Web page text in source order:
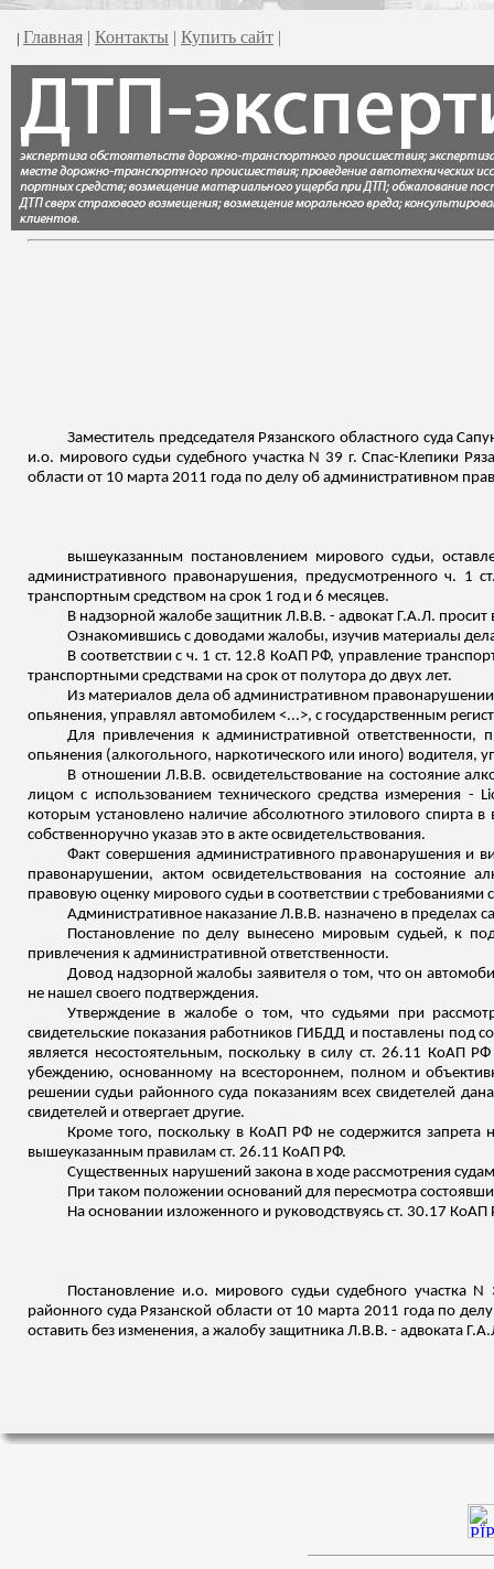
| Главная | Контакты | Купить сайт |
Заместитель председателя Рязанского областного суда
и.о. мирового судьи судебного участка N 39 г. Спас-Клепики
области от 10 марта 2011 года по делу об административном
вышеуказанным постановлением мирового судьи,
административного правонарушения, предусмотренного ч.
транспортным средством на срок 1 год и 6 месяцев.
В надзорной жалобе защитник Л.В.В. - адвокат Г.А.Л.
Ознакомившись с доводами жалобы, изучив материалы
В соответствии с ч. 1 ст. 12.8 КоАП РФ, управление
транспортными средствами на срок от полутора до двух лет.
Из материалов дела об административном
опьянения, управлял автомобилем <...>, с государственным
Для привлечения к административной
опьянения (алкогольного, наркотического или иного) водителя,
В отношении Л.В.В. освидетельствование на состояние
лицом с использованием технического средства измерения -
которым установлено наличие абсолютного этилового спирта
собственноручно указав это в акте освидетельствования.
Факт совершения административного правонарушения и
правонарушении, актом освидетельствования на состояние
правовую оценку мирового судьи в соответствии с требованиями
Административное наказание Л.В.В. назначено в пределах
Постановление по делу вынесено мировым судьей, к
привлечения к административной ответственности.
Довод надзорной жалобы заявителя о том, что он
не нашел своего подтверждения.
Утверждение в жалобе о том, что судьями при
свидетельские показания работников ГИБДД и поставлены под
является несостоятельным, поскольку в силу ст. 26.11 КоАП
убеждению, основанному на всестороннем, полном и
решении судьи районного суда показаниям всех свидетелей
свидетелей и отвергает другие.
Кроме того, поскольку в КоАП РФ не содержится запрета
вышеуказанным правилам ст. 26.11 КоАП РФ.
Существенных нарушений закона в ходе рассмотрения
При таком положении оснований для пересмотра
На основании изложенного и руководствуясь ст. 30.17 КоАП
Постановление и.о. мирового судьи судебного участка
районного суда Рязанской области от 10 марта 2011 года по
оставить без изменения, а жалобу защитника Л.В.В. - адвоката Г.А.